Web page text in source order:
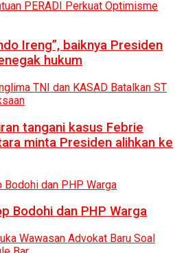
Ireng”, baiknya Presiden
hukum
tangani kasus Febrie
minta Presiden alihkan ke
Bodohi dan PHP Warga